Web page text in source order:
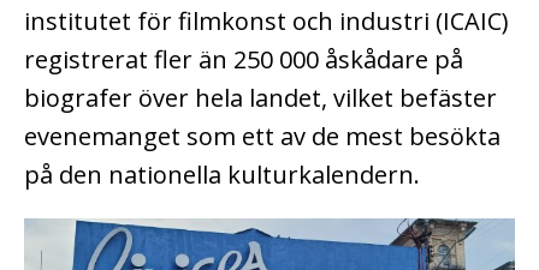
institutet för filmkonst och industri (ICAIC)
registrerat fler än 250 000 åskådare på
biografer över hela landet, vilket befäster
evenemanget som ett av de mest besökta
på den nationella kulturkalendern.